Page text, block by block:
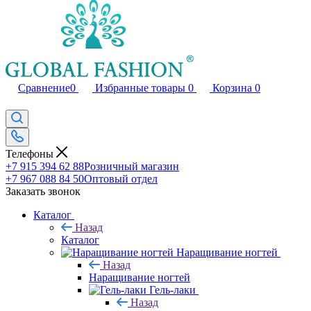
Сравнение0 Избранные товары 0 Корзина 0
Телефоны
+7 915 394 62 88Розничный магазин
+7 967 088 84 50Оптовый отдел
Заказать звонок
Каталог
Назад
Каталог
Наращивание ногтей
Назад
Наращивание ногтей
Гель-лаки
Назад